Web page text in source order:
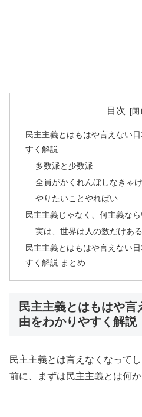
目次
民主主義とはもはや言えない
すく解説
多数派と少数派
全員がかくれんぼしなきゃ
やりたいことやればい
民主主義じゃなく、何主義なら
実は、世界は人の数だけある
民主主義とはもはや言えない
すく解説 まとめ
民主主義とはもはや言
由をわかりやすく解説
民主主義とは言えなくなって
前に、まずは民主主義とは何か